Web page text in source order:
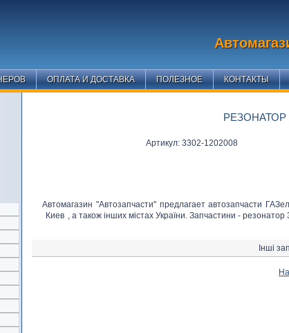
ОПЛАТА И ДОСТАВКА ПОЛЕЗНОЕ КОНТАКТЫ
РЕЗОНАТОР
Артикул: 3302-1202008
Автомагазин "Автозапчасти" предлагает автозапчасти
Киев , а також інших містах України. Запчастини -
Інші